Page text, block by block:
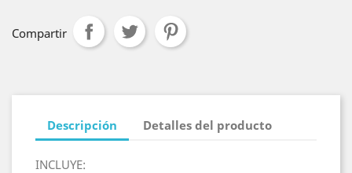
Compartir
Descripción Detalles del producto
INCLUYE: